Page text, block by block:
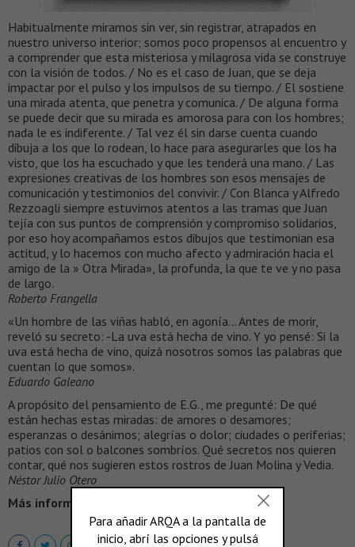
Habitualmente miramos sin ver, sin registrar, atrapados en
nuestro universo interior; somos poco propensos al encuentro y
a comprender que esta misteriosa y milagrosa vida se construye
con la visión de todos. / No es el caso de Juan, que se deja
impactar por el pulso y los impulsos de su tiempo. / El sostiene
una mirada atenta, que penetra y comunica. / De alguna forma
se puede decir que su mirada es amorosa para con los hombres;
nada le es indiferente. / Tal vez él sin darse cuenta cuando
dibuja a los que lo rodean, lo hace para asegurarles que los ha
visto, que los ha escuchado y que les tenderá una mano. / Las
expresiones creativas de los hombres son esos mensajes de
comunicación y testimonios del convivir. / Con Blanca y Alfredo
Rezzoagli siempre estuvimos atentos a las tramas que Juan
tejía con sus puntos de comprensión y compromiso solidarios,
por eso hoy acompañamos estos dibujos que testimonian esa
actitud, y lo hacemos con mucho afecto y admiración hacia el
amigo de la » Otra Mirada», la profunda, la que te ve y no pasa
de largo.
Roberto Frangella
«Un hombre de las viñas habló, en agonía… Antes de morir,
reveló su secreto: -La uva está hecha de vino. Y yo pensé: Si la
uva está hecha de vino, quizá nosotros somos las palabras que
cuentan lo que somos».
Eduardo Galeano
A propósito del pensamiento de E.G., me pregunté: De qué
están hechas estas miradas: de amores o desamores;
esperanzas o desánimos; alegrías o dolor; ciudades o periferias;
patios con sol o balcones sombríos. Qué secretos nos quieren
contar, qué nos sugieren estos rostros de Juan Molina y Vedia.
Néstor Julio Otero
Más información >